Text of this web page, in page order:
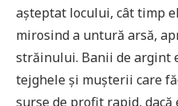
așteptat locului, cât timp
mirosind a untură arsă,
străinului. Banii de argint
tejghele și mușterii care
surse de profit rapid,